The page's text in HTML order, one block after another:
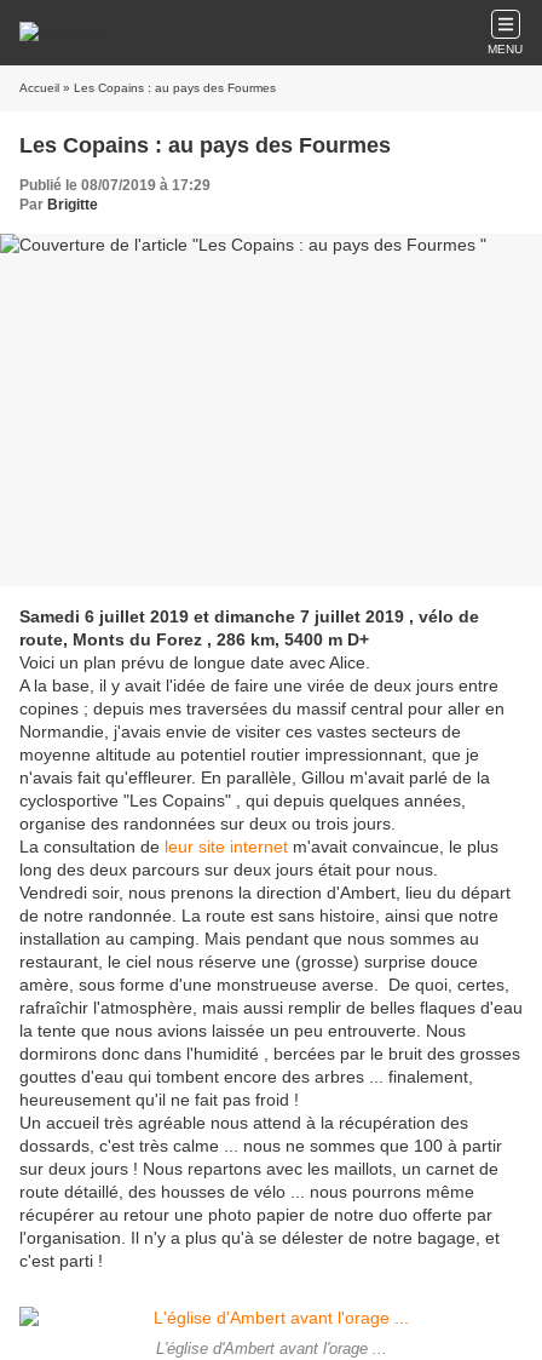
MENU
Accueil » Les Copains : au pays des Fourmes
Les Copains : au pays des Fourmes
Publié le 08/07/2019 à 17:29
Par Brigitte
Samedi 6 juillet 2019 et dimanche 7 juillet 2019 , vélo de
route, Monts du Forez , 286 km, 5400 m D+
Voici un plan prévu de longue date avec Alice.
A la base, il y avait l'idée de faire une virée de deux jours entre
copines ; depuis mes traversées du massif central pour aller en
Normandie, j'avais envie de visiter ces vastes secteurs de
moyenne altitude au potentiel routier impressionnant, que je
n'avais fait qu'effleurer. En parallèle, Gillou m'avait parlé de la
cyclosportive "Les Copains" , qui depuis quelques années,
organise des randonnées sur deux ou trois jours.
La consultation de leur site internet m'avait convaincue, le plus
long des deux parcours sur deux jours était pour nous.
Vendredi soir, nous prenons la direction d'Ambert, lieu du départ
de notre randonnée. La route est sans histoire, ainsi que notre
installation au camping. Mais pendant que nous sommes au
restaurant, le ciel nous réserve une (grosse) surprise douce
amère, sous forme d'une monstrueuse averse. De quoi, certes,
rafraîchir l'atmosphère, mais aussi remplir de belles flaques d'eau
la tente que nous avions laissée un peu entrouverte. Nous
dormirons donc dans l'humidité , bercées par le bruit des grosses
gouttes d'eau qui tombent encore des arbres ... finalement,
heureusement qu'il ne fait pas froid !
Un accueil très agréable nous attend à la récupération des
dossards, c'est très calme ... nous ne sommes que 100 à partir
sur deux jours ! Nous repartons avec les maillots, un carnet de
route détaillé, des housses de vélo ... nous pourrons même
récupérer au retour une photo papier de notre duo offerte par
l'organisation. Il n'y a plus qu'à se délester de notre bagage, et
c'est parti !
L'église d'Ambert avant l'orage ...